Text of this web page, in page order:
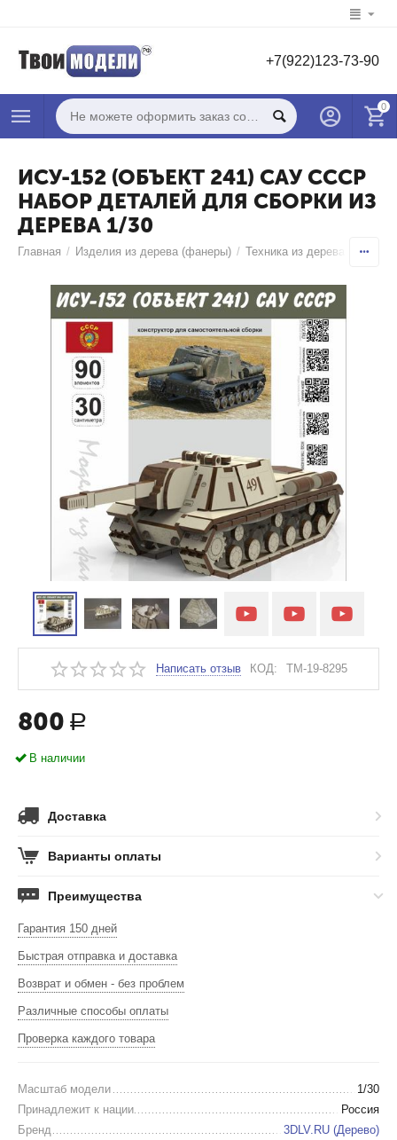
+7(922)123-73-90
0
ИСУ-152 (ОБЪЕКТ 241) САУ СССР
НАБОР ДЕТАЛЕЙ ДЛЯ СБОРКИ ИЗ
ДЕРЕВА 1/30
Главная / Изделия из дерева (фанеры) / Техника из дерева фанеры
Написать отзыв КОД: TM-19-8295
800 Р
В наличии
Доставка
Варианты оплаты
Преимущества
Гарантия 150 дней
Быстрая отправка и доставка
Возврат и обмен - без проблем
Различные способы оплаты
Проверка каждого товара
Масштаб модели
1/30
Принадлежит к нации
Россия
Бренд
3DLV.RU (Дерево)